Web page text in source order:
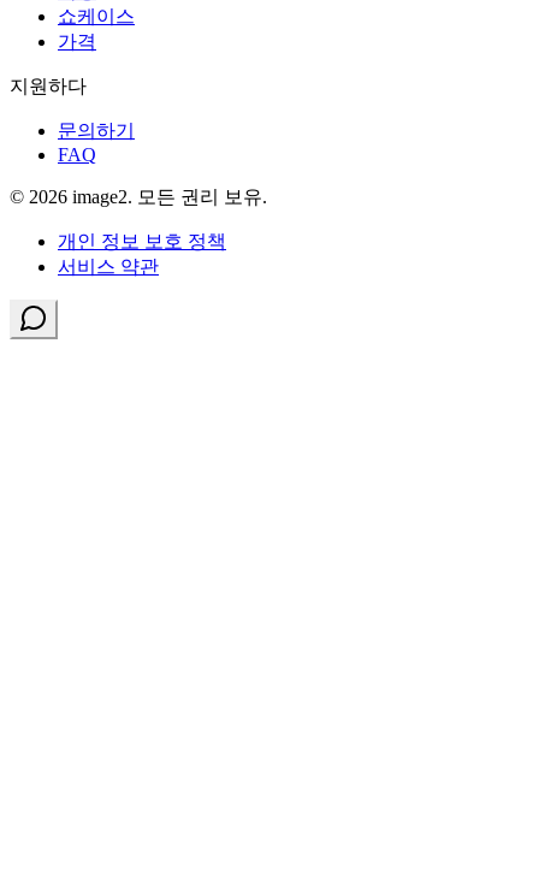
쇼케이스
가격
지원하다
문의하기
FAQ
© 2026 image2. 모든 권리 보유.
개인 정보 보호 정책
서비스 약관